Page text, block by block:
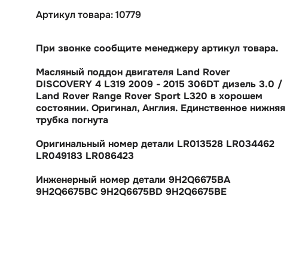
Артикул товара: 10779
При звонке сообщите менеджеру артикул товара.
Масляный поддон двигателя Land Rover
DISCOVERY 4 L319 2009 - 2015 306DT дизель 3.0 /
Land Rover Range Rover Sport L320 в хорошем
состоянии. Оригинал, Англия. Единственное нижняя
трубка погнута
Оригинальный номер детали LR013528 LR034462
LR049183 LR086423
Инженерный номер детали 9H2Q6675BA
9H2Q6675BC 9H2Q6675BD 9H2Q6675BE